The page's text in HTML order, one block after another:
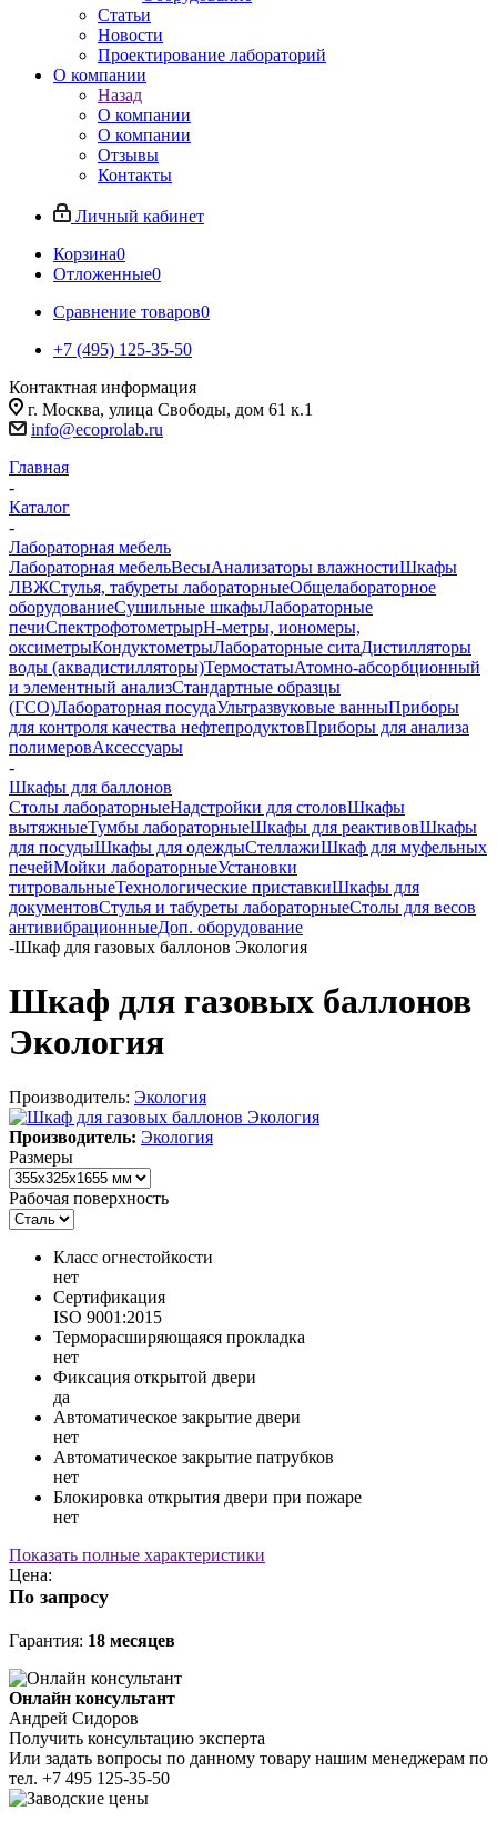
Статьи
Новости
Проектирование лабораторий
О компании
Назад
О компании
О компании
Отзывы
Контакты
Личный кабинет
Корзина0
Отложенные0
Сравнение товаров0
+7 (495) 125-35-50
Контактная информация
г. Москва, улица Свободы, дом 61 к.1
info@ecoprolab.ru
Главная
-
Каталог
-
Лабораторная мебель
Лабораторная мебельВесыАнализаторы влажностиШкафы
ЛВЖСтулья, табуреты лабораторныеОбщелабораторное
оборудованиеСушильные шкафыЛабораторные
печиСпектрофотометрыpH-метры, иономеры,
оксиметрыКондуктометрыЛабораторные ситаДистилляторы
воды (аквадистилляторы)ТермостатыАтомно-абсорбционный
и элементный анализСтандартные образцы
(ГСО)Лабораторная посудаУльтразвуковые ванныПриборы
для контроля качества нефтепродуктовПриборы для анализа
полимеровАксессуары
-
Шкафы для баллонов
Столы лабораторныеНадстройки для столовШкафы
вытяжныеТумбы лабораторныеШкафы для реактивовШкафы
для посудыШкафы для одеждыСтеллажиШкаф для муфельных
печейМойки лабораторныеУстановки
титровальныеТехнологические приставкиШкафы для
документовСтулья и табуреты лабораторныеСтолы для весов
антивибрационныеДоп. оборудование
-Шкаф для газовых баллонов Экология
Шкаф для газовых баллонов
Экология
Производитель: Экология
Производитель: Экология
Размеры
Рабочая поверхность
Класс огнестойкости
нет
Сертификация
ISO 9001:2015
Терморасширяющаяся прокладка
нет
Фиксация открытой двери
да
Автоматическое закрытие двери
нет
Автоматическое закрытие патрубков
нет
Блокировка открытия двери при пожаре
нет
Показать полные характеристики
Цена:
По запросу
Гарантия: 18 месяцев
Онлайн консультант
Андрей Сидоров
Получить консультацию эксперта
Или задать вопросы по данному товару нашим менеджерам по
тел. +7 495 125-35-50